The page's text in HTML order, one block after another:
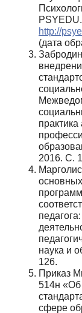
http://
(дата
2016. С.
наука и
126.
Приказ
514н «Об
сфере